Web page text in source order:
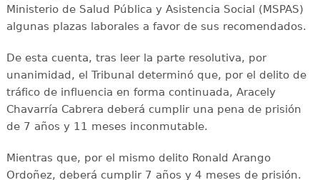
Ministerio de Salud Pública y Asistencia Social (MSPAS)
algunas plazas laborales a favor de sus recomendados.
De esta cuenta, tras leer la parte resolutiva, por
unanimidad, el Tribunal determinó que, por el delito de
tráfico de influencia en forma continuada, Aracely
Chavarría Cabrera deberá cumplir una pena de prisión
de 7 años y 11 meses inconmutable.
Mientras que, por el mismo delito Ronald Arango
Ordoñez, deberá cumplir 7 años y 4 meses de prisión.